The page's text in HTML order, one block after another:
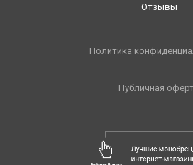
Отзывы
Политика
Публичная